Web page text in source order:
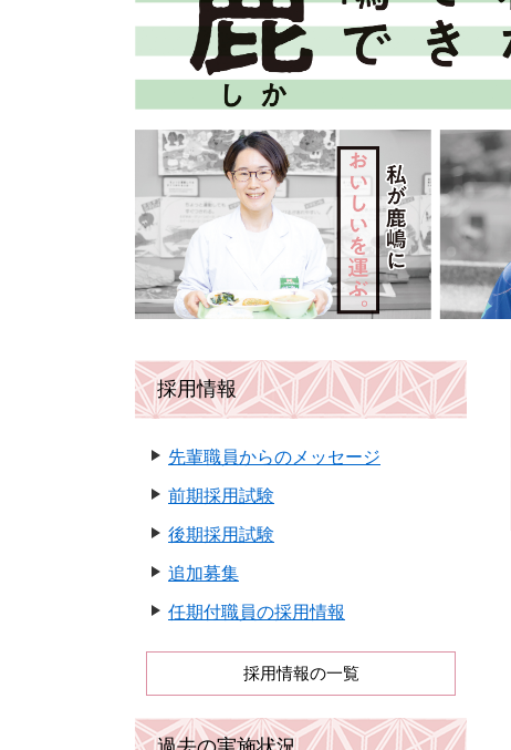
採用情報
先輩職員からのメッセージ
前期採用試験
後期採用試験
追加募集
任期付職員の採用情報
採用情報の一覧